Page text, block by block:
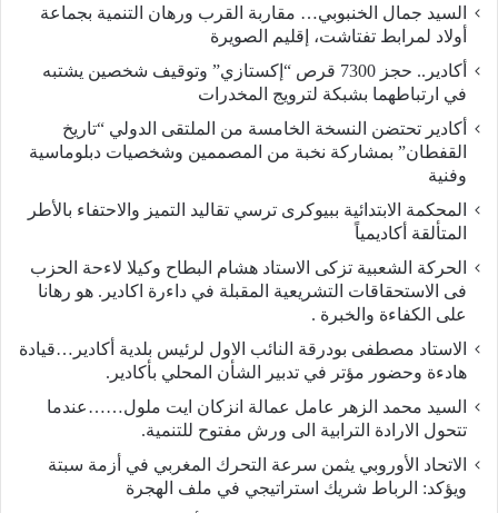
السيد جمال الخنبوبي… مقاربة القرب ورهان التنمية بجماعة
أولاد لمرابط تفتاشت، إقليم الصويرة
أكادير.. حجز 7300 قرص “إكستازي” وتوقيف شخصين يشتبه
في ارتباطهما بشبكة لترويج المخدرات
أكادير تحتضن النسخة الخامسة من الملتقى الدولي “تاريخ
القفطان” بمشاركة نخبة من المصممين وشخصيات دبلوماسية
وفنية
المحكمة الابتدائية ببيوكرى ترسي تقاليد التميز والاحتفاء بالأطر
المتألقة أكاديمياً
الحركة الشعبية تزكى الاستاد هشام البطاح وكيلا لاءحة الحزب
فى الاستحقاقات التشريعية المقبلة في داءرة اكادير. هو رهانا
على الكفاءة والخبرة .
الاستاد مصطفى بودرقة النائب الاول لرئيس بلدية أكادير…قيادة
هادءة وحضور مؤتر في تدبير الشأن المحلي بأكادير.
السيد محمد الزهر عامل عمالة انزكان ايت ملول……عندما
تتحول الارادة الترابية الى ورش مفتوح للتنمية.
الاتحاد الأوروبي يثمن سرعة التحرك المغربي في أزمة سبتة
ويؤكد: الرباط شريك استراتيجي في ملف الهجرة